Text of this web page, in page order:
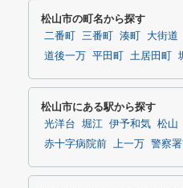
松山市の町名から探す
二番町 三番町 湊町 大街道
道後一万
平田町 土居田町
松山市にある駅から探す
光洋台 堀江 伊予和気 松山
赤十字病院前 上一万 警察